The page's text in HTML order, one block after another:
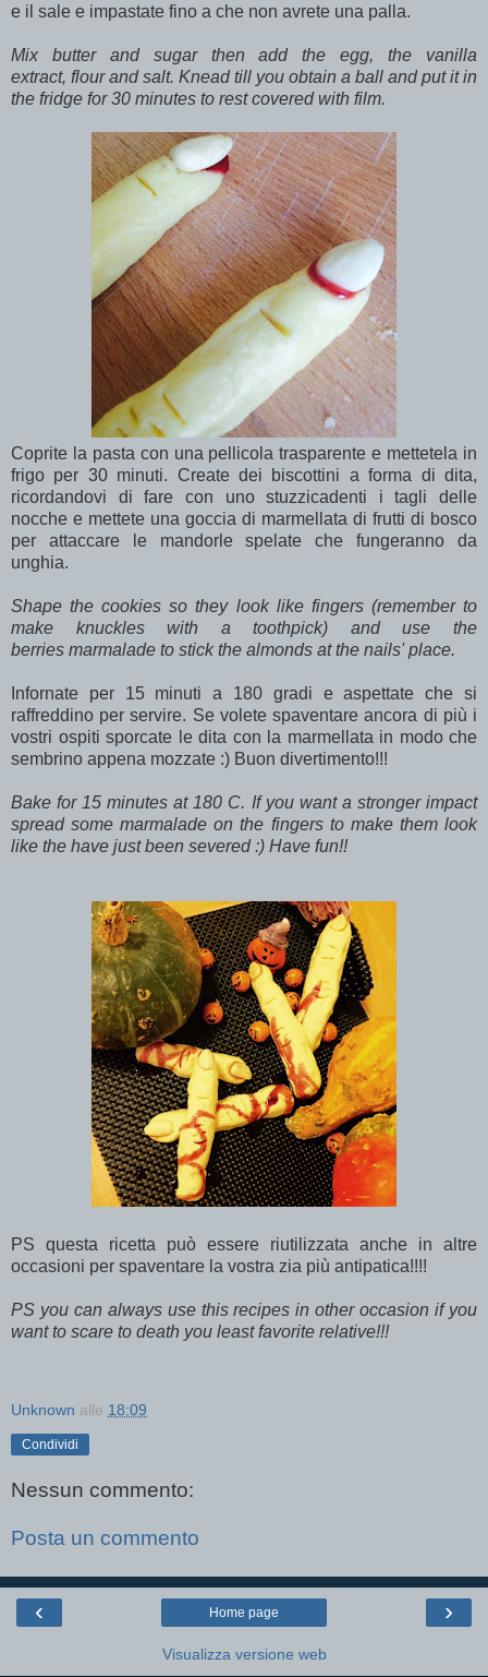
e il sale e impastate fino a che non avrete una palla.
Mix butter and sugar then add the egg, the vanilla
extract, flour and salt. Knead till you obtain a ball and put it in
the fridge for 30 minutes to rest covered with film.
Coprite la pasta con una pellicola trasparente e mettetela in
frigo per 30 minuti. Create dei biscottini a forma di dita,
ricordandovi di fare con uno stuzzicadenti i tagli delle
nocche e mettete una goccia di marmellata di frutti di bosco
per attaccare le mandorle spelate che fungeranno da
unghia.
Shape the cookies so they look like fingers (remember to
make knuckles with a toothpick) and use the
berries marmalade to stick the almonds at the nails' place.
Infornate per 15 minuti a 180 gradi e aspettate che si
raffreddino per servire. Se volete spaventare ancora di più i
vostri ospiti sporcate le dita con la marmellata in modo che
sembrino appena mozzate :) Buon divertimento!!!
Bake for 15 minutes at 180 C. If you want a stronger impact
spread some marmalade on the fingers to make them look
like the have just been severed :) Have fun!!
PS questa ricetta può essere riutilizzata anche in altre
occasioni per spaventare la vostra zia più antipatica!!!!
PS you can always use this recipes in other occasion if you
want to scare to death you least favorite relative!!!
Unknown alle 18:09
Condividi
Nessun commento:
Posta un commento
‹ ›
Home page
Visualizza versione web